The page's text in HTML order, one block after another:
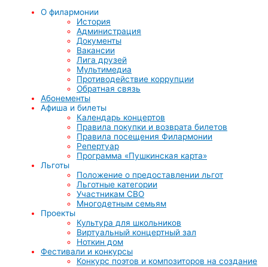
О филармонии
История
Администрация
Документы
Вакансии
Лига друзей
Мультимедиа
Противодействие коррупции
Обратная связь
Абонементы
Афиша и билеты
Календарь концертов
Правила покупки и возврата билетов
Правила посещения Филармонии
Репертуар
Программа «Пушкинская карта»
Льготы
Положение о предоставлении льгот
Льготные категории
Участникам СВО
Многодетным семьям
Проекты
Культура для школьников
Виртуальный концертный зал
Ноткин дом
Фестивали и конкурсы
Конкурс поэтов и композиторов на создание